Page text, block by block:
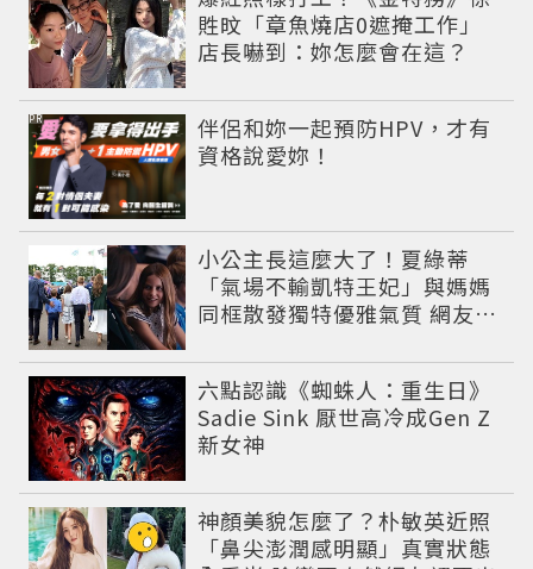
貹旼「章魚燒店0遮掩工作」
店長嚇到：妳怎麼會在這？
伴侶和妳一起預防HPV，才有
資格說愛妳！
PR
小公主長這麼大了！夏綠蒂
「氣場不輸凱特王妃」與媽媽
同框散發獨特優雅氣質 網友狂
六點認識《蜘蛛人：重生日》
Sadie Sink 厭世高冷成Gen Z
新女神
神顏美貌怎麼了？朴敏英近照
「鼻尖澎潤感明顯」真實狀態